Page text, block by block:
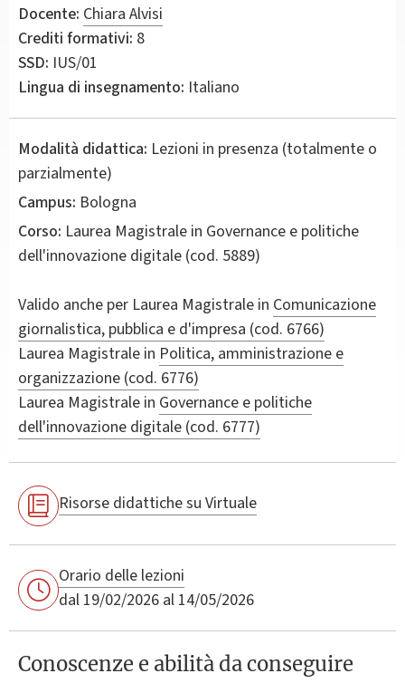
Docente: Chiara Alvisi
Crediti formativi: 8
SSD: IUS/01
Lingua di insegnamento: Italiano
Modalità didattica: Lezioni in presenza (totalmente o
parzialmente)
Campus: Bologna
Corso: Laurea Magistrale in Governance e politiche
dell'innovazione digitale (cod. 5889)
Valido anche per Laurea Magistrale in Comunicazione
giornalistica, pubblica e d'impresa (cod. 6766)
Laurea Magistrale in Politica, amministrazione e
organizzazione (cod. 6776)
Laurea Magistrale in Governance e politiche
dell'innovazione digitale (cod. 6777)
Risorse didattiche su Virtuale
Orario delle lezioni
dal 19/02/2026 al 14/05/2026
Conoscenze e abilità da conseguire